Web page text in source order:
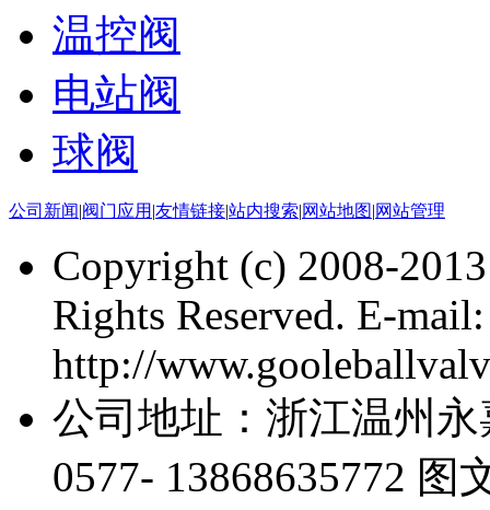
温控阀
电站阀
球阀
公司新闻|阀门应用 |友情链接|站内搜索|网站地图|网站管理
Copyright (c) 2008-
Rights Reserved. E-
http://
公司地址：浙江温州
0577- 13868635772 图